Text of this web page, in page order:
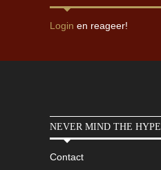
Login en reageer!
NEVER MIND THE HYPE
Contact